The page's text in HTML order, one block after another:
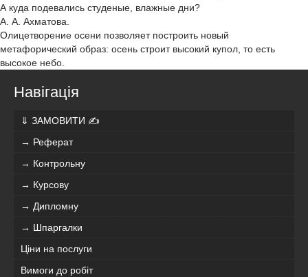
А куда подевались студеные, влажные дни?
А. А. Ахматова.
Олицетворение осени позволяет построить новый
метафорический образ: осень строит высокий купол, то есть
высокое небо.
Навігація
⇓ ЗАМОВИТИ ✍
→ Реферат
→ Контрольну
→ Курсову
→ Дипломну
→ Шпаргалки
Ціни на послуги
Вимоги до робіт